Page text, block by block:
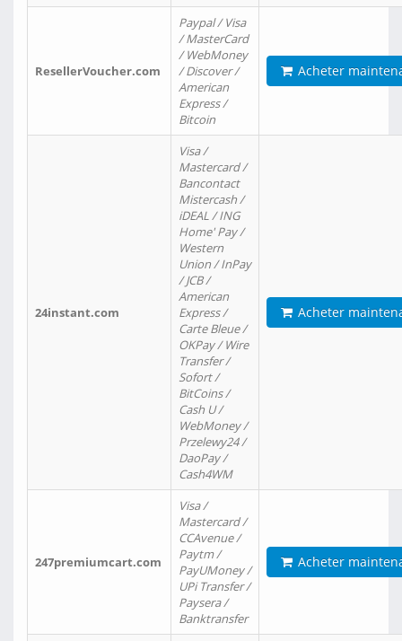
ResellerVoucher.com
Paypal / Visa
/ MasterCard
/ WebMoney
/ Discover /
American
Express /
Bitcoin
Acheter
24instant.com
Visa /
Mastercard /
Bancontact
Mistercash /
iDEAL / ING
Home' Pay /
Western
Union / InPay
/ JCB /
American
Express /
Carte Bleue /
OKPay / Wire
Transfer /
Sofort /
BitCoins /
Cash U /
WebMoney /
Przelewy24 /
DaoPay /
Cash4WM
Acheter
247premiumcart.com
Visa /
Mastercard /
CCAvenue /
Paytm /
PayUMoney /
UPi Transfer /
Paysera /
Banktransfer
Acheter